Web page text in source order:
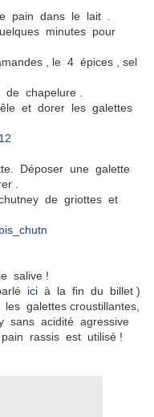
pain dans le lait .
minutes pour
, le 4 épices , sel
chapelure .
et dorer les galettes
Déposer une galette
.
de griottes et
salive !
ici à la fin du billet )
galettes croustillantes,
sans acidité agressive
rassis est utilisé !